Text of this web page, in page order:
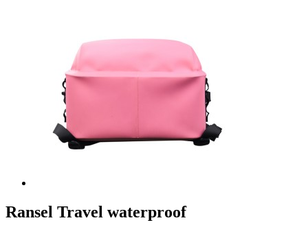
Ransel Travel waterproof